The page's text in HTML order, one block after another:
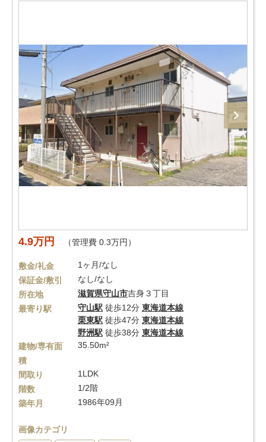
4.9万円 （管理費 0.3万円）
敷金/礼金
1ヶ月/なし
保証金/敷引
なし/なし
所在地
滋賀県守山市吉身３丁目
最寄り駅
守山駅 徒歩12分 東海道本線
栗東駅 徒歩47分 東海道本線
野洲駅 徒歩38分 東海道本線
建物/専有面
積
35.50m²
間取り
1LDK
階数
1/2階
築年月
1986年09月
画像カテゴリ